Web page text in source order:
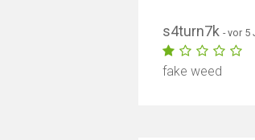
s4turn7k- vor 5
fake weed